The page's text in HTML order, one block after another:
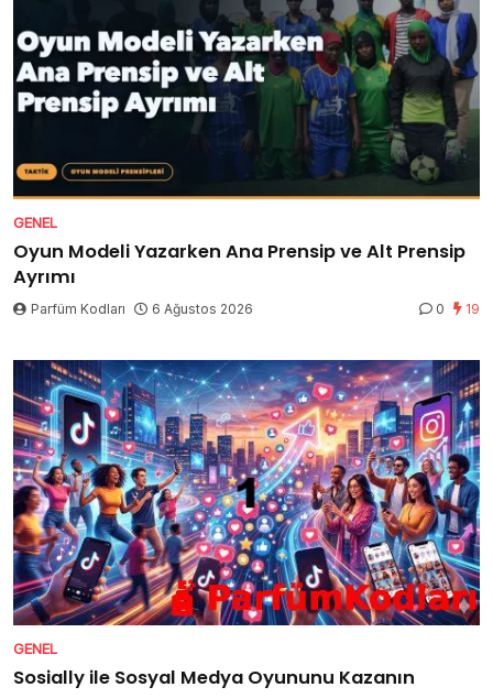
GENEL
Oyun Modeli Yazarken Ana Prensip ve Alt Prensip
Ayrımı
Parfüm Kodları 6 Ağustos 2026 0 19
GENEL
Sosially ile Sosyal Medya Oyununu Kazanın